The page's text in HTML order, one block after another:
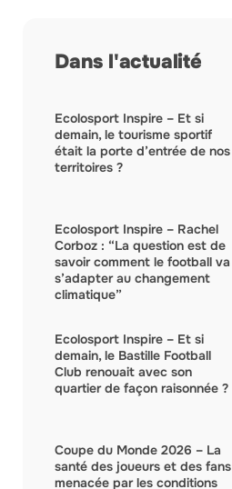
Dans l'actualité
Ecolosport Inspire – Et si
demain, le tourisme sportif
était la porte d’entrée de nos
territoires ?
Ecolosport Inspire – Rachel
Corboz : “La question est de
savoir comment le football va
s’adapter au changement
climatique”
Ecolosport Inspire – Et si
demain, le Bastille Football
Club renouait avec son
quartier de façon raisonnée ?
Coupe du Monde 2026 – La
santé des joueurs et des fans
menacée par les conditions